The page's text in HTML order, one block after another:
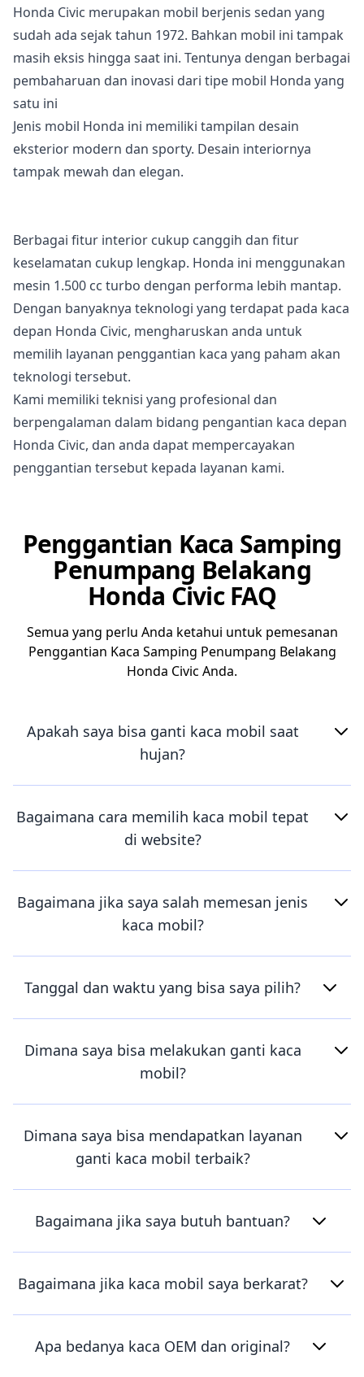
Honda Civic merupakan mobil berjenis sedan yang
sudah ada sejak tahun 1972. Bahkan mobil ini tampak
masih eksis hingga saat ini. Tentunya dengan berbagai
pembaharuan dan inovasi dari tipe mobil Honda yang
satu ini
Jenis mobil Honda ini memiliki tampilan desain
eksterior modern dan sporty. Desain interiornya
tampak mewah dan elegan.
Berbagai fitur interior cukup canggih dan fitur
keselamatan cukup lengkap. Honda ini menggunakan
mesin 1.500 cc turbo dengan performa lebih mantap.
Dengan banyaknya teknologi yang terdapat pada kaca
depan Honda Civic, mengharuskan anda untuk
memilih layanan penggantian kaca yang paham akan
teknologi tersebut.
Kami memiliki teknisi yang profesional dan
berpengalaman dalam bidang pengantian kaca depan
Honda Civic, dan anda dapat mempercayakan
penggantian tersebut kepada layanan kami.
Penggantian Kaca Samping
Penumpang Belakang
Honda Civic FAQ
Semua yang perlu Anda ketahui untuk pemesanan
Penggantian Kaca Samping Penumpang Belakang
Honda Civic Anda.
Apakah saya bisa ganti kaca mobil saat
hujan?
Bagaimana cara memilih kaca mobil tepat
di website?
Bagaimana jika saya salah memesan jenis
kaca mobil?
Tanggal dan waktu yang bisa saya pilih?
Dimana saya bisa melakukan ganti kaca
mobil?
Dimana saya bisa mendapatkan layanan
ganti kaca mobil terbaik?
Bagaimana jika saya butuh bantuan?
Bagaimana jika kaca mobil saya berkarat?
Apa bedanya kaca OEM dan original?